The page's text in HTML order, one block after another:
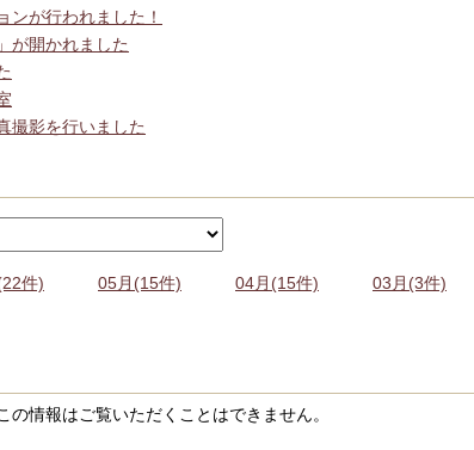
ンが行われました！
が開かれました
撮影を行いました
件) 05月(15件) 04月(15件) 03月(3件)
の情報はご覧いただくことはできません。